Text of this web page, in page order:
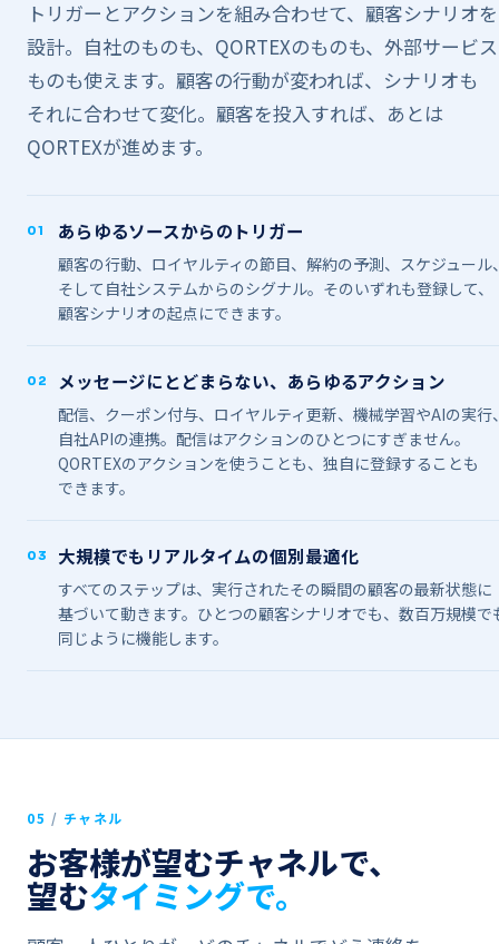
トリガーと​​アクションを​​組み合わせて、​​顧客シナリオを​​
設計。​​自社の​​ものも、​​QORTEXの​​ものも、​​外部​​サービ
ものも​​使えます。​​顧客の​​行動が​​変われば、​​シナリオも​​
それに​​合わせて​​変化。​​顧客を​​投入すれば、​​あとは​​
QORTEXが​​進めます。
01 あらゆる​​ソースからの​​トリガー
顧客の​​行動、​​ロイヤルティの​​節目、​​解約の​​予測、​​スケジュール
そして​​自社システムからの​​シグナル。​​その​​いずれも​​登録して、​​
顧客シナリオの​​起点に​​できます。
02 メッセージにとどまらない、​​あらゆる​​アクション
配信、​​クーポン付与、​​ロイヤルティ更新、​​機械​学習や​​AIの​​実行
自社APIの​​連携。​​配信は​​アクションの​​ひとつに​​すぎません。​​
QORTEXの​​アクションを​​使うことも、​​独自に​​登録する​​ことも​​
できます。
03 大規模でも​​リアルタイムの​​個別最適化
すべての​​ステップは、​​実行された​​その​​瞬間の​​顧客の​​最新状態に​​
基づいて​​動きます。​​ひとつの​​顧客シナリオでも、​​数百万規模で
同じように​​機能します。
05 / チャネル
お客様が​​望むチャネルで、
望むタイミングで。